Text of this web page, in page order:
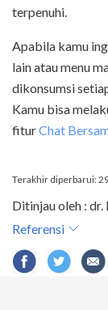
terpenuhi.
Apabila kamu
lain atau menu
dikonsumsi
Kamu bisa
fiturChat
Terakhir diperbarui: